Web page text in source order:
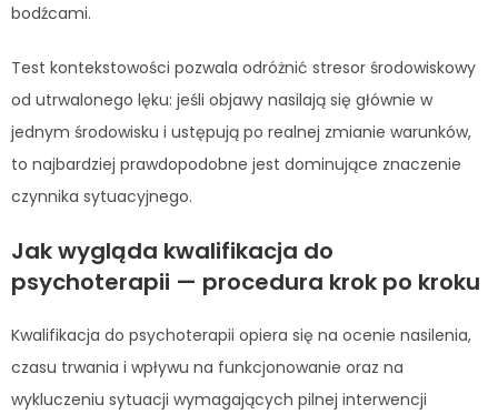
bodźcami.
Test kontekstowości pozwala odróżnić stresor środowiskowy
od utrwalonego lęku: jeśli objawy nasilają się głównie w
jednym środowisku i ustępują po realnej zmianie warunków,
to najbardziej prawdopodobne jest dominujące znaczenie
czynnika sytuacyjnego.
Jak wygląda kwalifikacja do
psychoterapii — procedura krok po kroku
Kwalifikacja do psychoterapii opiera się na ocenie nasilenia,
czasu trwania i wpływu na funkcjonowanie oraz na
wykluczeniu sytuacji wymagających pilnej interwencji